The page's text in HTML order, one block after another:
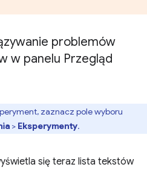
problemów
w panelu Przegląd
zaznacz pole wyboru
> Eksperymenty.
się teraz lista tekstów